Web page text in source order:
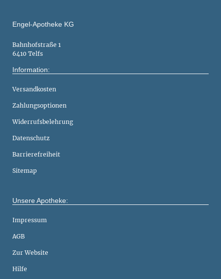
Engel-Apotheke KG
Bahnhofstraße 1
6410 Telfs
Information:
Versandkosten
Zahlungsoptionen
Widerrufsbelehrung
Datenschutz
Barrierefreiheit
Sitemap
Unsere Apotheke:
Impressum
AGB
Zur Website
Hilfe